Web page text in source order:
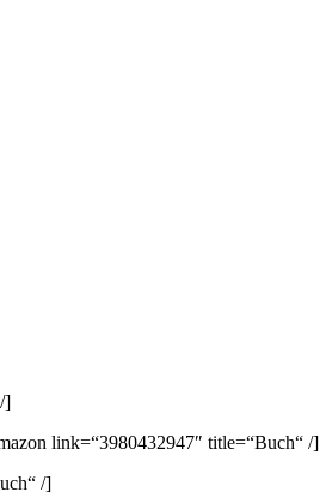
]
link=“3980432947″ title=“Buch“ /]
/]